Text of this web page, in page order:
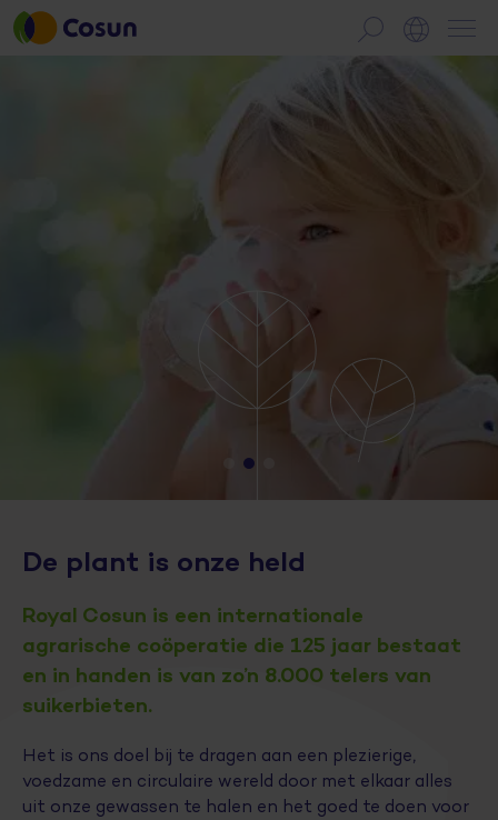
De plant is onze held
Royal Cosun is een internationale
agrarische coöperatie die 125 jaar bestaat
en in handen is van zo’n 8.000 telers van
suikerbieten.
Het is ons doel bij te dragen aan een plezierige,
voedzame en circulaire wereld door met elkaar alles
uit onze gewassen te halen en het goed te doen voor